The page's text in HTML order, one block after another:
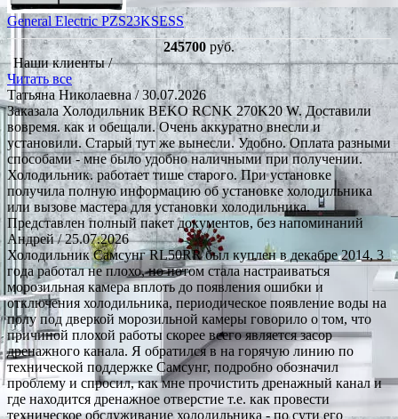
General Electric PZS23KSESS
245700 руб.
Наши клиенты /
Читать все
Татьяна Николаевна / 30.07.2026
Заказала Холодильник BEKO RCNK 270K20 W. Доставили
вовремя. как и обещали. Очень аккуратно внесли и
установили. Старый тут же вынесли. Удобно. Оплата разными
способами - мне было удобно наличными при получении.
Холодильник. работает тише старого. При установке
получила полную информацию об установке холодильника
или вызове мастера для установки холодильника.
Представлен полный пакет документов, без напоминаний
Андрей/ 25.07.2026
Холодильник Самсунг RL50RR был куплен в декабре 2014, 3
года работал не плохо, но потом стала настраиваться
морозильная камера вплоть до появления ошибки и
отключения холодильника, периодическое появление воды на
полу под дверкой морозильной камеры говорило о том, что
причиной плохой работы скорее всего является засор
дренажного канала. Я обратился в на горячую линию по
технической поддержке Самсунг, подробно обозначил
проблему и спросил, как мне прочистить дренажный канал и
где находится дренажное отверстие т.е. как провести
техническое обслуживание холодильника - по сути его